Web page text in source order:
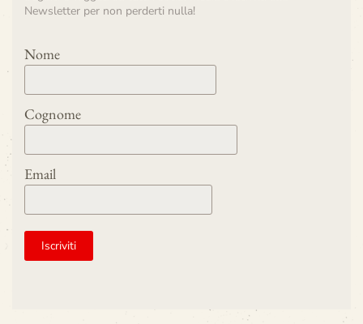
Newsletter per non perderti nulla!
Nome
Cognome
Email